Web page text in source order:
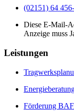
(02151) 64
Diese E-Mail-
Anzeige muss
Leistungen
Förderung